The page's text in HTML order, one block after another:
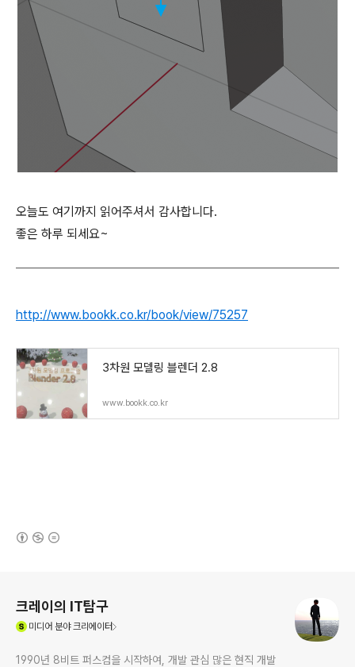
오늘도 여기까지 읽어주셔서 감사합니다.
좋은 하루 되세요~
http://www.bookk.co.kr/book/view/75257
3차원 모델링 블렌더 2.8
www.bookk.co.kr
크레이의 IT탐구
미디어 분야 크리에이터
1990년 8비트 퍼스컴을 시작하여, 개발 관심 많은 현직 개발